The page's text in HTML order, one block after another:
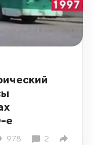
е
978 2